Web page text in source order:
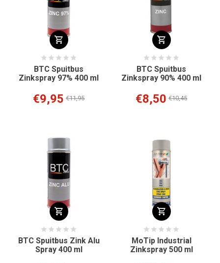
BTC Spuitbus
Zinkspray 97% 400 ml
€9,95 €11,95
BTC Spuitbus
Zinkspray 90% 400 ml
€8,50 €10,45
BTC Spuitbus Zink Alu
Spray 400 ml
MoTip Industrial
Zinkspray 500 ml